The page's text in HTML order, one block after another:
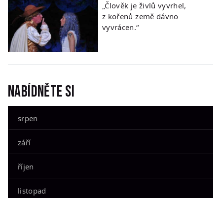
„Člověk je živlů vyvrhel,
z kořenů země dávno
vyvrácen.“
Nabídněte si
srpen
září
říjen
listopad